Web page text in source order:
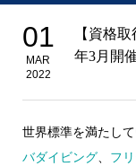
01
MAR
2022
【資格
年3月開
世界標準を満たし
バダイビング、 フ